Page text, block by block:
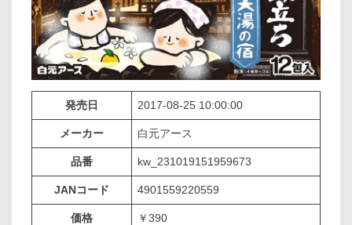
発売日 2017-08-25 10:00:00
メーカー 白元アース
品番 kw_231019151959673
JANコード 4901559220559
価格 ￥390